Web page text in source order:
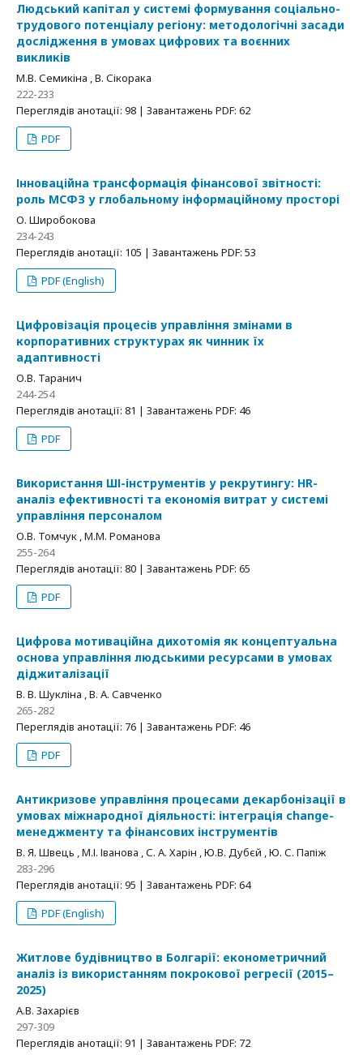
Людський капітал у системі формування соціально-
трудового потенціалу регіону: методологічні засади
дослідження в умовах цифрових та воєнних
викликів
М.В. Семикіна , В. Сікорака
222-233
Переглядів анотації: 98 | Завантажень PDF: 62
PDF
Інноваційна трансформація фінансової звітності:
роль МСФЗ у глобальному інформаційному просторі
О. Широбокова
234-243
Переглядів анотації: 105 | Завантажень PDF: 53
PDF (English)
Цифровізація процесів управління змінами в
корпоративних структурах як чинник їх
адаптивності
О.В. Таранич
244-254
Переглядів анотації: 81 | Завантажень PDF: 46
PDF
Використання ШІ-інструментів у рекрутингу: HR-
аналіз ефективності та економія витрат у системі
управління персоналом
О.В. Томчук , М.М. Романова
255-264
Переглядів анотації: 80 | Завантажень PDF: 65
PDF
Цифрова мотиваційна дихотомія як концептуальна
основа управління людськими ресурсами в умовах
діджиталізації
В. В. Шукліна , В. А. Савченко
265-282
Переглядів анотації: 76 | Завантажень PDF: 46
PDF
Антикризове управління процесами декарбонізації в
умовах міжнародної діяльності: інтеграція change-
менеджменту та фінансових інструментів
В. Я. Швець , М.І. Іванова , С. А. Харін , Ю.В. Дубєй , Ю. С. Папіж
283-296
Переглядів анотації: 95 | Завантажень PDF: 64
PDF (English)
Житлове будівництво в Болгарії: економетричний
аналіз із використанням покрокової регресії (2015–
2025)
A.B. Захарієв
297-309
Переглядів анотації: 91 | Завантажень PDF: 72